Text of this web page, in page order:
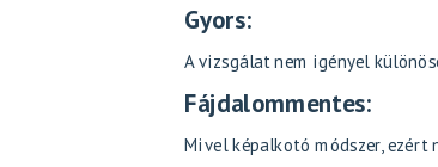
Gyors:
A vizsgálat nem igényel
Fájdalommentes:
Mivel képalkotó módszer,